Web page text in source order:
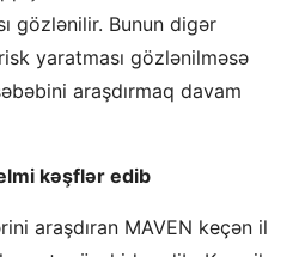
gözlənilir. Bunun digər
yaratması gözlənilməsə
araşdırmaq davam
kəşflər edib
araşdıran MAVEN keçən il